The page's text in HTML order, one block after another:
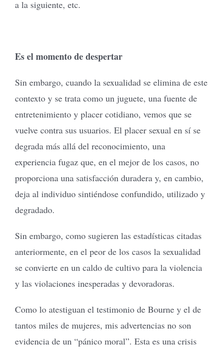
a la siguiente, etc.
Es el momento de despertar
Sin embargo, cuando la sexualidad se elimina de este
contexto y se trata como un juguete, una fuente de
entretenimiento y placer cotidiano, vemos que se
vuelve contra sus usuarios. El placer sexual en sí se
degrada más allá del reconocimiento, una
experiencia fugaz que, en el mejor de los casos, no
proporciona una satisfacción duradera y, en cambio,
deja al individuo sintiéndose confundido, utilizado y
degradado.
Sin embargo, como sugieren las estadísticas citadas
anteriormente, en el peor de los casos la sexualidad
se convierte en un caldo de cultivo para la violencia
y las violaciones inesperadas y devoradoras.
Como lo atestiguan el testimonio de Bourne y el de
tantos miles de mujeres, mis advertencias no son
evidencia de un “pánico moral”. Esta es una crisis